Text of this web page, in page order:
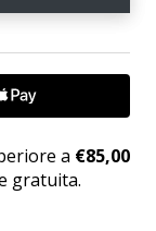
a €85,00
gratuita.